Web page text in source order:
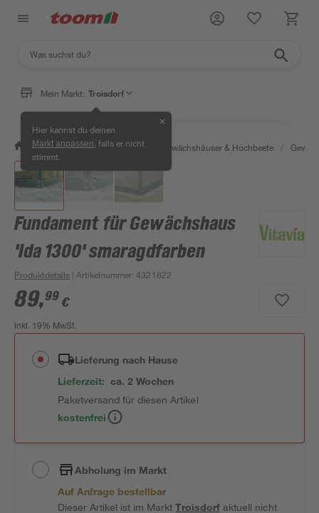
Mein Markt: Troisdorf
Hier kannst du deinen
Markt anpassen , falls er nicht
stimmt.
✕
/ Garten & Freizeit / Anzucht, Gewächshäuser & Hochbeete /
Fundament für Gewächshaus
'Ida 1300' smaragdfarben
Produktdetails | Artikelnummer:4321822
89,99 €
inkl. 19% MwSt.
Lieferung nach Hause
Lieferzeit: ca. 2 Wochen
Paketversand für diesen Artikel
kostenfrei
Abholung im Markt
Auf Anfrage bestellbar
Dieser Artikel ist im MarktTroisdorfaktuell nicht